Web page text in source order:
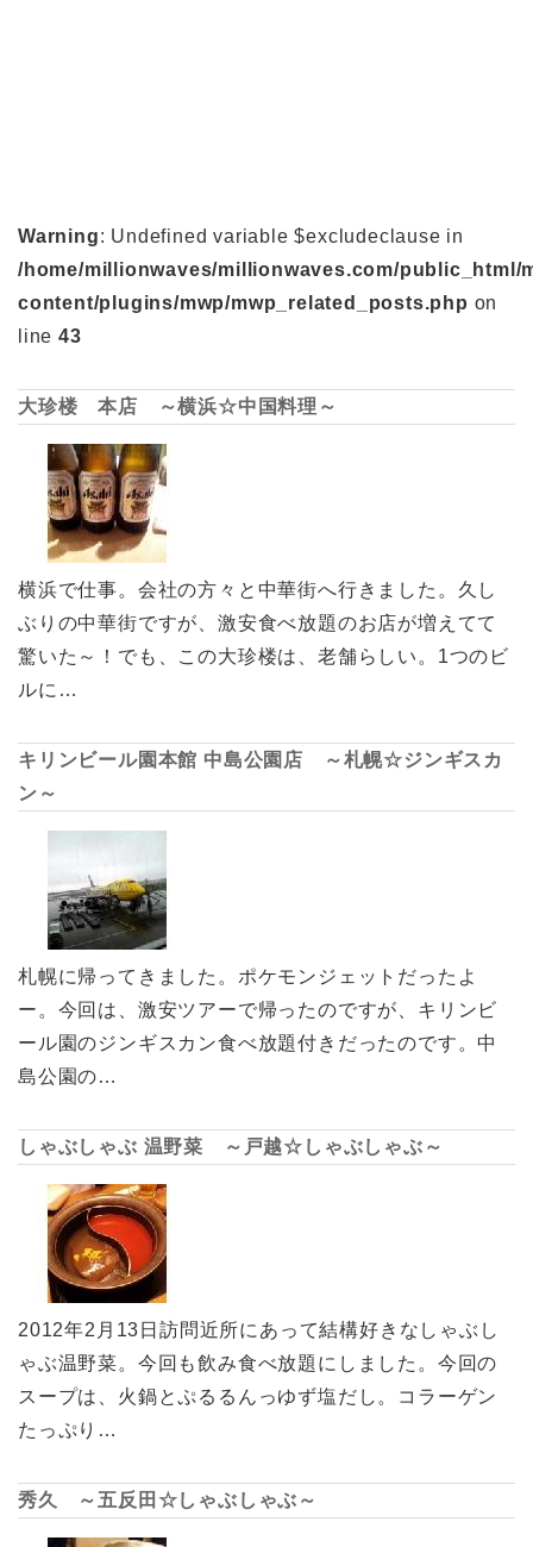
Warning: Undefined variable $excludeclause in
/home/millionwaves/millionwaves.com/public_html/
content/plugins/mwp/mwp_related_posts.php on
line 43
大珍楼 本店 ～横浜☆中国料理～
横浜で仕事。会社の方々と中華街へ行きました。久し
ぶりの中華街ですが、激安食べ放題のお店が増えてて
驚いた～！でも、この大珍楼は、老舗らしい。1つのビ
ルに…
キリンビール園本館 中島公園店 ～札幌☆ジンギスカ
ン～
札幌に帰ってきました。ポケモンジェットだったよ
ー。今回は、激安ツアーで帰ったのですが、キリンビ
ール園のジンギスカン食べ放題付きだったのです。中
島公園の…
しゃぶしゃぶ 温野菜 ～戸越☆しゃぶしゃぶ～
2012年2月13日訪問近所にあって結構好きなしゃぶし
ゃぶ温野菜。今回も飲み食べ放題にしました。今回の
スープは、火鍋とぷるるんっゆず塩だし。コラーゲン
たっぷり…
秀久 ～五反田☆しゃぶしゃぶ～